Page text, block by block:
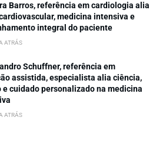
Barros, referência em cardiologia alia
medicina intensiva e
integral do paciente
ATRÁS
Schuffner, referência em
assistida, especialista alia ciência,
e cuidado personalizado na medicina
ATRÁS